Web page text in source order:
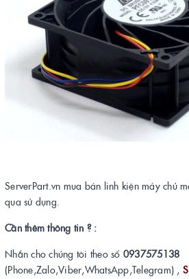
ServerPart.vn mua bán linh kiện máy chủ
qua sử dụng.
Cần thêm thông tin ? :
Nhắn cho chúng tôi theo số 0937575138
(Phone,Zalo,Viber,WhatsApp,Telegram) ,